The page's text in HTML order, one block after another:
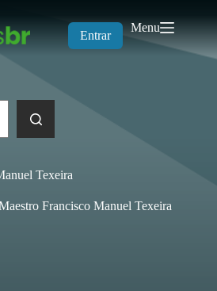
Entrar
Menu
Texeira
Francisco Manuel Texeira